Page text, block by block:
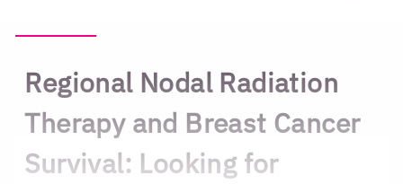
Regional Nodal Radiation
Therapy and Breast Cancer
Survival: Looking for